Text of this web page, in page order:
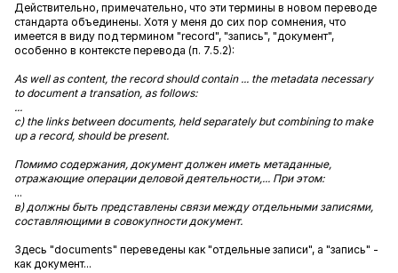
Действительно, примечательно, что эти термины в новом переводе
стандарта объединены. Хотя у меня до сих пор сомнения, что
имеется в виду под термином "record", "запись", "документ",
особенно в контексте перевода (п. 7.5.2):
As well as content, the record should contain ... the metadata necessary
to document a transation, as follows:
...
c) the links between documents, held separately but combining to make
up a record, should be present.
Помимо содержания, документ должен иметь метаданные,
отражающие операции деловой деятельности,... При этом:
...
в) должны быть представлены связи между отдельными записями,
составляющими в совокупности документ.
Здесь "documents" переведены как "отдельные записи", а "запись" -
как документ...